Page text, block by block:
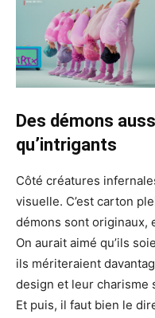
Des démons
qu’intrigants
Côté créatures
visuelle. C’est carton
démons sont originaux,
On aurait aimé qu’ils
ils mériteraient
design et leur charisme
Et puis, il faut bien le